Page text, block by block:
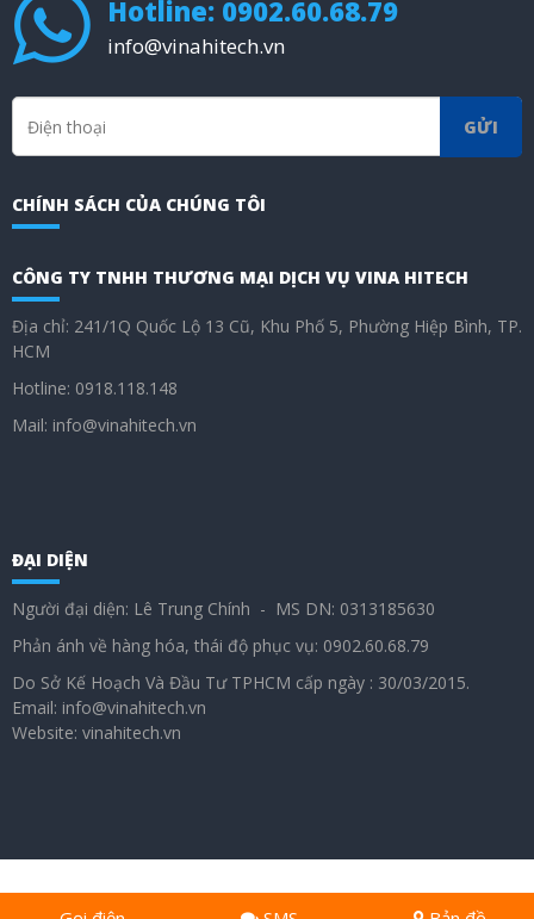
Hotline: 0902.60.68.79
info@vinahitech.vn
GỬI
CHÍNH SÁCH CỦA CHÚNG TÔI
CÔNG TY TNHH THƯƠNG MẠI DỊCH VỤ VINA HITECH
Địa chỉ: 241/1Q Quốc Lộ 13 Cũ, Khu Phố 5, Phường Hiệp Bình, TP.
HCM
Hotline: 0918.118.148
Mail: info@vinahitech.vn
ĐẠI DIỆN
Người đại diện: Lê Trung Chính - MS DN: 0313185630
Phản ánh về hàng hóa, thái độ phục vụ: 0902.60.68.79
Do Sở Kế Hoạch Và Đầu Tư TPHCM cấp ngày : 30/03/2015.
Email: info@vinahitech.vn
Website: vinahitech.vn